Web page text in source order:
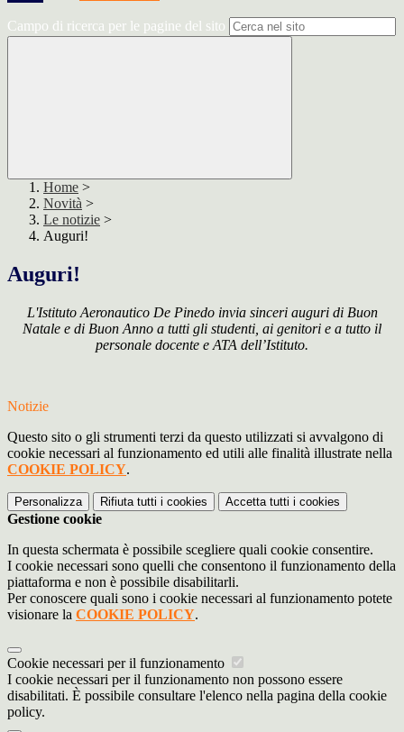
Campo di ricerca per le pagine del sito
Home >
Novità >
Le notizie >
Auguri!
Auguri!
L'Istituto Aeronautico De Pinedo invia sinceri auguri di Buon
Natale e di Buon Anno a tutti gli studenti, ai genitori e a tutto il
personale docente e ATA dell’Istituto.
Notizie
Questo sito o gli strumenti terzi da questo utilizzati si avvalgono di
cookie necessari al funzionamento ed utili alle finalità illustrate nella
COOKIE POLICY.
Personalizza Rifiuta tutti i cookies Accetta tutti i cookies
Gestione cookie
In questa schermata è possibile scegliere quali cookie consentire.
I cookie necessari sono quelli che consentono il funzionamento della
piattaforma e non è possibile disabilitarli.
Per conoscere quali sono i cookie necessari al funzionamento potete
visionare la COOKIE POLICY.
Cookie necessari per il funzionamento
I cookie necessari per il funzionamento non possono essere
disabilitati. È possibile consultare l'elenco nella pagina della cookie
policy.